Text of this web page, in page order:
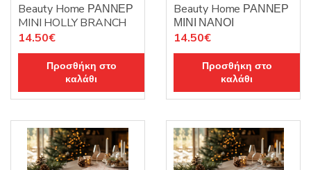
Beauty Home ΡΑΝΝΕΡ
MINI HOLLY BRANCH
14.50€
Προσθήκη στο
καλάθι
Beauty Home ΡΑΝΝΕΡ
ΜΙΝΙ ΝΑΝΟΙ
14.50€
Προσθήκη στο
καλάθι